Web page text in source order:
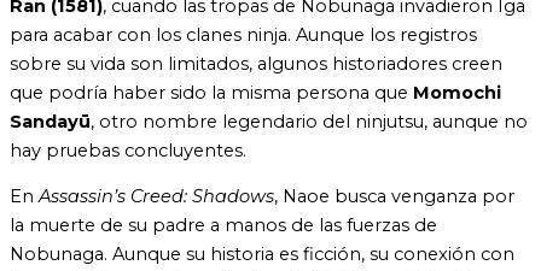
Ran (1581), cuando las tropas de Nobunaga invadieron Iga
para acabar con los clanes ninja. Aunque los registros
sobre su vida son limitados, algunos historiadores creen
que podría haber sido la misma persona que Momochi
Sandayū, otro nombre legendario del ninjutsu, aunque no
hay pruebas concluyentes.
EnAssassin’s Creed: Shadows, Naoe busca venganza por
la muerte de su padre a manos de las fuerzas de
Nobunaga. Aunque su historia es ficción, su conexión con